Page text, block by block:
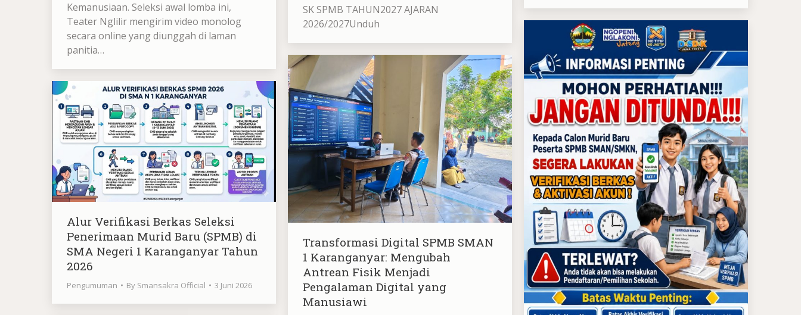
Kemanusiaan. Seleksi awal lomba ini,
Teater Nglilir mengirim video monolog
secara online yang diunggah di laman
panitia…
SK SPMB TAHUN2027 AJARAN
2026/2027Unduh
Transformasi Digital SPMB SMAN
1 Karanganyar: Mengubah
Antrean Fisik Menjadi
Pengalaman Digital yang
Manusiawi
Alur Verifikasi Berkas Seleksi
Penerimaan Murid Baru (SPMB) di
SMA Negeri 1 Karanganyar Tahun
2026
Pengumuman By Smansakra Official 3 Juni 2026